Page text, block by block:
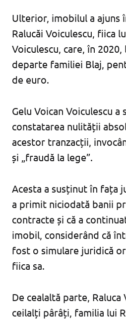
Ulterior, imobilul a ajuns
Ralucăi Voiculescu, fiica
Voiculescu, care, în
departe familiei Blaj,
de euro.
Gelu Voican Voiculescu
constatarea nulității
acestor tranzacții,
și „fraudă la lege”.
Acesta a susținut în fața
a primit niciodată banii
contracte și că a
imobil, considerând că
fost o simulare juridică
fiica sa.
De cealaltă parte, Raluca
ceilalți pârâți, familia lui